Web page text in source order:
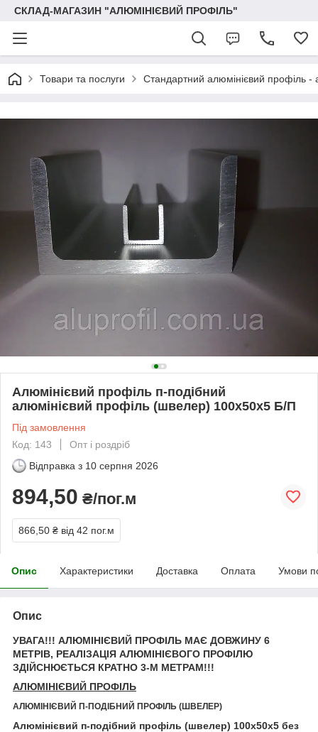
СКЛАД-МАГАЗИН "АЛЮМІНІЄВИЙ ПРОФІЛЬ"
Товари та послуги Стандартний алюмінієвий профіль -
Алюмінієвий профіль п-подібний
алюмінієвий профіль (швелер) 100х50х5 Б/П
Під замовлення
Код: 143
Опт і роздріб
Відправка з 10 серпня 2026
894,50 ₴/пог.м
866,50 ₴ від 42 пог.м
Опис Характеристики Доставка Оплата Умови
Опис
УВАГА!!! АЛЮМІНІЄВИЙ ПРОФІЛЬ МАЄ ДОВЖИНУ 6
МЕТРІВ, РЕАЛІЗАЦІЯ АЛЮМІНІЄВОГО ПРОФІЛЮ
ЗДІЙСНЮЄТЬСЯ КРАТНО 3-М МЕТРАМ!!!
АЛЮМІНІЄВИЙ ПРОФІЛЬ
АЛЮМІНІЄВИЙ П-ПОДІБНИЙ ПРОФІЛЬ (ШВЕЛЕР)
Алюмінієвий п-подібний профіль (швелер) 100х50х5 без